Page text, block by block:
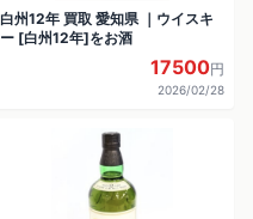
白州12年 買取 愛知県 ｜ウイスキ
ー [白州12年]をお酒
17500円
2026/02/28